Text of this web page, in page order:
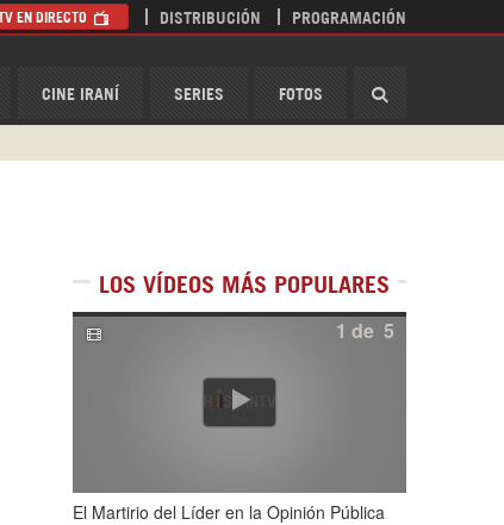
CINE IRANÍ SERIES FOTOS
TV EN DIRECTO DISTRIBUCIÓN PROGRAMACIÓN
LOS VÍDEOS MÁS POPULARES
1 de 5
El Martirio del Líder en la Opinión Pública